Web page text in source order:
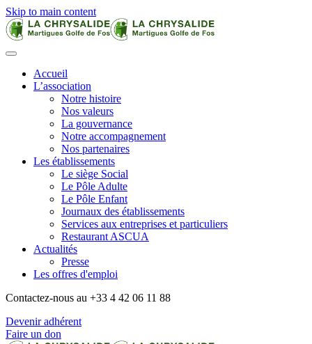
Skip to main content
Accueil
L’association
Notre histoire
Nos valeurs
La gouvernance
Notre accompagnement
Nos partenaires
Les établissements
Le siège Social
Le Pôle Adulte
Le Pôle Enfant
Journaux des établissements
Services aux entreprises et particuliers
Restaurant ASCUA
Actualités
Presse
Les offres d'emploi
Contactez-nous au +33 4 42 06 11 88
Devenir adhérent
Faire un don